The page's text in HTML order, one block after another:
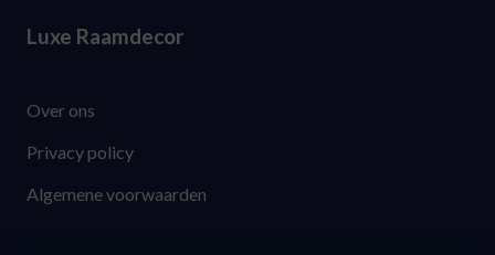
Luxe Raamdecor
Over ons
Privacy policy
Algemene voorwaarden